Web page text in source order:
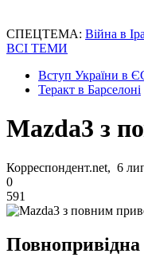
СПЕЦТЕМА: Війна в
ВСІ ТЕМИ
Вступ України в
Теракт в Барселоні
Mazda3 з
Корреспондент.net, 6
0
591
Повнопривідна